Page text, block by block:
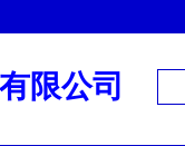
限公司